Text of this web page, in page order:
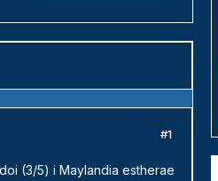
#1
(3/5) i Maylandia estherae